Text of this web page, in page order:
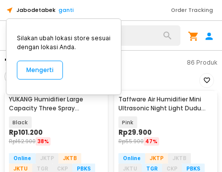
Jabodetabek ganti Order Tracking
"humidifier" 86 Produk
Urutkan
YUKANG Humidifier Large
Capacity Three Spray
X6
Black
Rp101.200
Rp162.900 38%
Online JKTP
JKTB
JKTU
TGR CKP
PBKS
Taffware Air Humidifier Mini
Ultrasonic Night Light Dudu
Pink
Rp29.900
Rp55.900 47%
Online JKTP
JKTB
JKTU
TGR CKP
PBKS
Silakan ubah lokasi store sesuai
dengan lokasi Anda.
Mengerti